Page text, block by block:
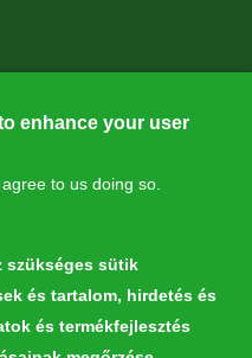
enhance your user
to us doing so.
szükséges sütik
és tartalom, hirdetés és
és termékfejlesztés